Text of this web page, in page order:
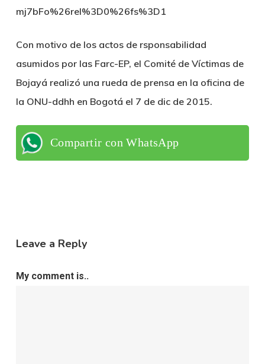
mj7bFo%26rel%3D0%26fs%3D1
Con motivo de los actos de rsponsabilidad
asumidos por las Farc-EP, el Comité de Víctimas de
Bojayá realizó una rueda de prensa en la oficina de
la ONU-ddhh en Bogotá el 7 de dic de 2015.
Compartir con WhatsApp
Leave a Reply
My comment is..